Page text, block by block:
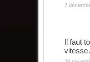
2
Il faut